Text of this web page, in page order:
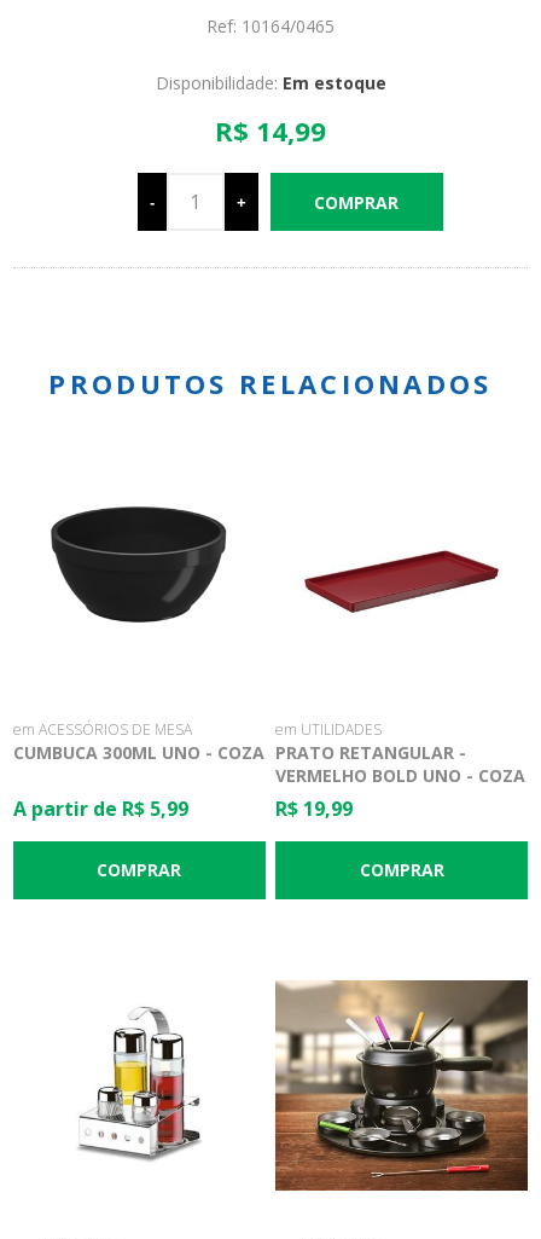
Ref: 10164/0465
Disponibilidade: Em estoque
R$ 14,99
- +
PRODUTOS RELACIONADOS
em ACESSÓRIOS DE MESA
CUMBUCA 300ML UNO - COZA
A partir de R$ 5,99
em UTILIDADES
PRATO RETANGULAR -
VERMELHO BOLD UNO - COZA
R$ 19,99